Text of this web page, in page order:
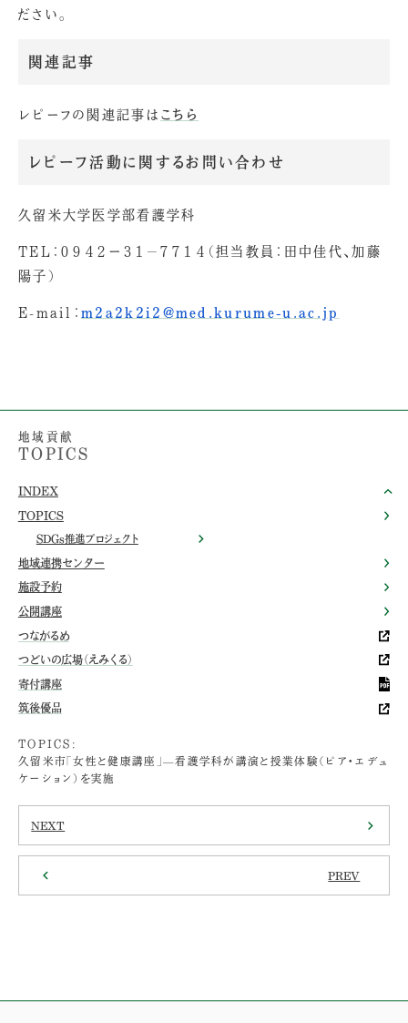
ださい。
関連記事
レピーフの関連記事は こちら
レピーフ活動に関するお問い合わせ
久留米大学医学部看護学科
TEL：０９４２ー３１−７７１４（担当教員：田中佳代、加藤
陽子）
E-mail：m2a2k2i2@med.kurume-u.ac.jp
地域貢献
TOPICS
INDEX
TOPICS
SDGs推進プロジェクト
地域連携センター
施設予約
公開講座
つながるめ
つどいの広場（えみくる）
寄付講座
筑後優品
TOPICS:
久留米市「女性と健康講座」—看護学科が講演と授業体験（ピア・エデュ
ケーション）を実施
NEXT
PREV